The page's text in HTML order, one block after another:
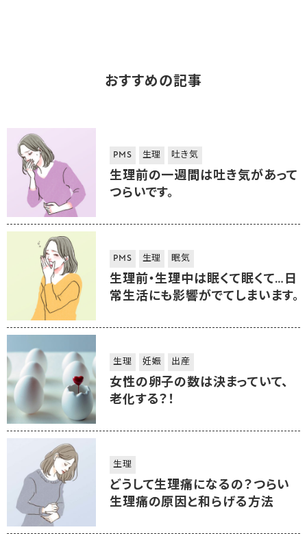
おすすめの記事
PMS 生理 吐き気
生理前の一週間は吐き気があって
つらいです。
PMS 生理 眠気
生理前・生理中は眠くて眠くて…日
常生活にも影響がでてしまいます。
生理 妊娠 出産
女性の卵子の数は決まっていて、
老化する？！
生理
どうして生理痛になるの？つらい
生理痛の原因と和らげる方法